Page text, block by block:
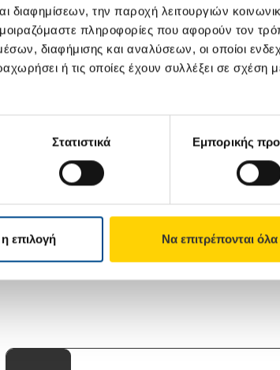
διαφημίσεων, την παροχή λειτουργιών
πληροφορίες που αφορούν τον
διαφήμισης και αναλύσεων, οι οποίοι
ή τις οποίες έχουν συλλέξει σε σχέση
Στατιστικά Εμπορικής
επιλογή Να επιτρέπονται όλα